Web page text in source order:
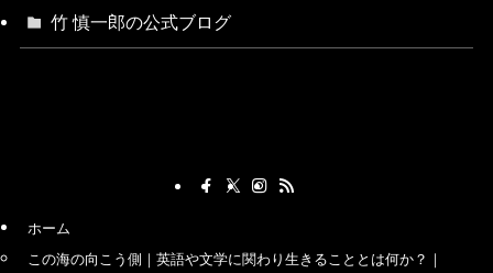
竹 慎一郎の公式ブログ
ホーム
この海の向こう側｜英語や文学に関わり生きることとは何か？｜